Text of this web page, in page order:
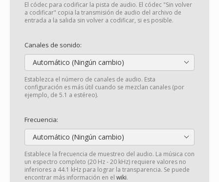
El códec para codificar la pista de audio. El códec "Sin volver
a codificar" copia la transmisión de audio del archivo de
entrada a la salida sin volver a codificar, si es posible.
Canales de sonido:
Automático (Ningún cambio)
Establezca el número de canales de audio. Esta
configuración es más útil cuando se mezclan canales (por
ejemplo, de 5.1 a estéreo).
Frecuencia:
Automático (Ningún cambio)
Establece la frecuencia de muestreo del audio. La música con
un espectro completo (20 Hz - 20 kHz) requiere valores no
inferiores a 44.1 kHz para lograr la transparencia. Se puede
encontrar más información en el wiki.